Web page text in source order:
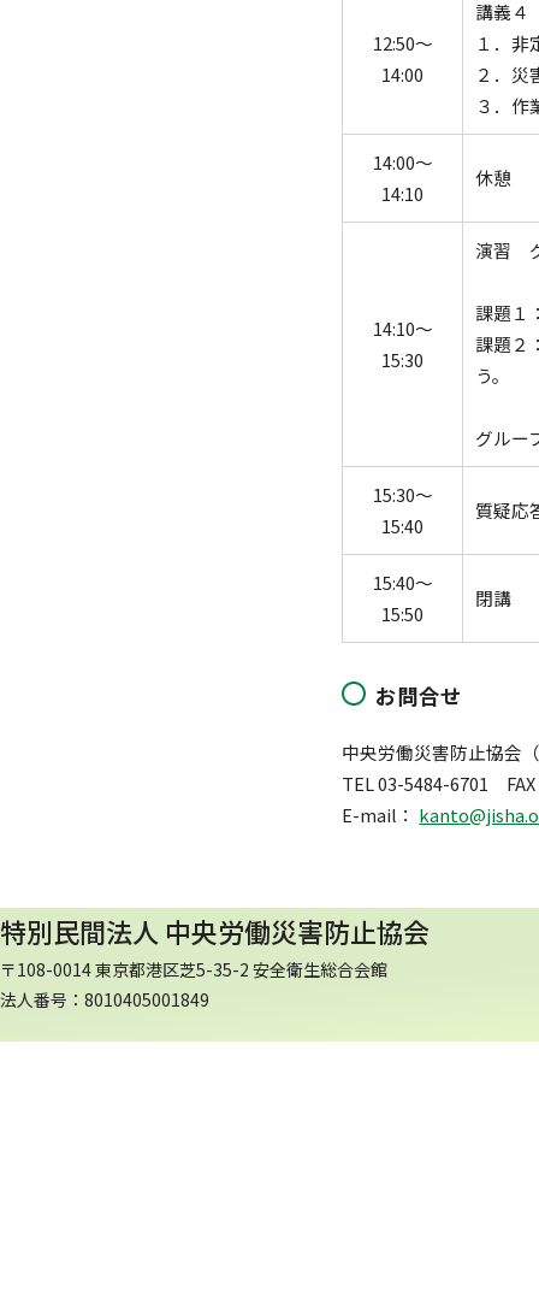
12:50～
14:00
講義４
１．非
２．災
３．作
14:00～
14:10
休憩
14:10～
15:30
演習
課題１
課題２
う。
グルー
15:30～
15:40
質疑
15:40～
15:50
閉講
お問合せ
中央労働災害防止協会
TEL 03-5484-6701
E-mail：
特別民間法人 中央労働災害防止協会
〒108-0014 東京都港区芝5-35-2 安全衛生総合会館
法人番号：8010405001849